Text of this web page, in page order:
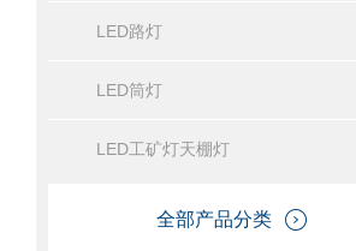
LED路灯
LED筒灯
LED工矿灯天棚灯
全部产品分类